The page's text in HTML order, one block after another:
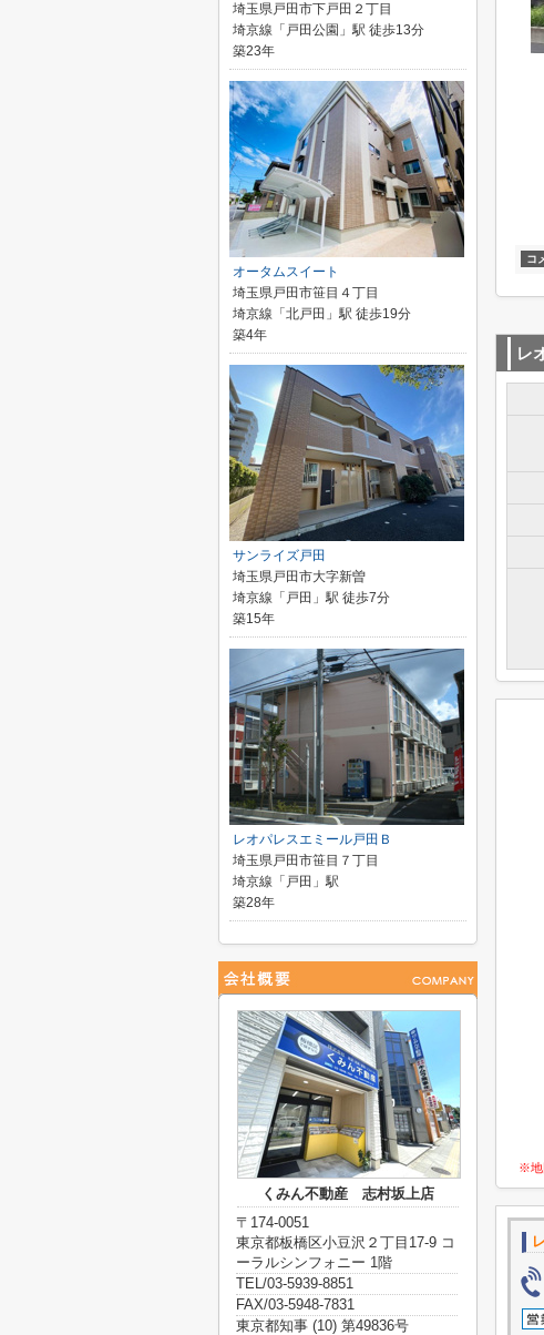
コ
レ
※地
埼玉県戸田市下戸田２丁目
埼京線「戸田公園」駅 徒歩13分
築23年
オータムスイート
埼玉県戸田市笹目４丁目
埼京線「北戸田」駅 徒歩19分
築4年
サンライズ戸田
埼玉県戸田市大字新曽
埼京線「戸田」駅 徒歩7分
築15年
レオパレスエミール戸田Ｂ
埼玉県戸田市笹目７丁目
埼京線「戸田」駅
築28年
くみん不動産 志村坂上店
〒174-0051
東京都板橋区小豆沢２丁目17-9 コ
ーラルシンフォニー 1階
TEL/03-5939-8851
FAX/03-5948-7831
東京都知事 (10) 第49836号